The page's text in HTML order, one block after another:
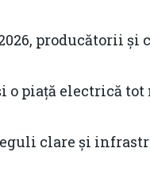
producătorii și
o piață electrică
clare și